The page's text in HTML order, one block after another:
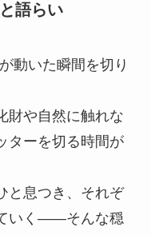
語らい
動いた瞬間を切り
財や自然に触れな
ターを切る時間が
と息つき、それぞ
いく――そんな穏